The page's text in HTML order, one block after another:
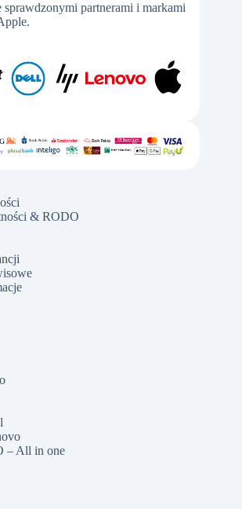
sprawdzonymi partnerami i markami
& RODO
– All in one